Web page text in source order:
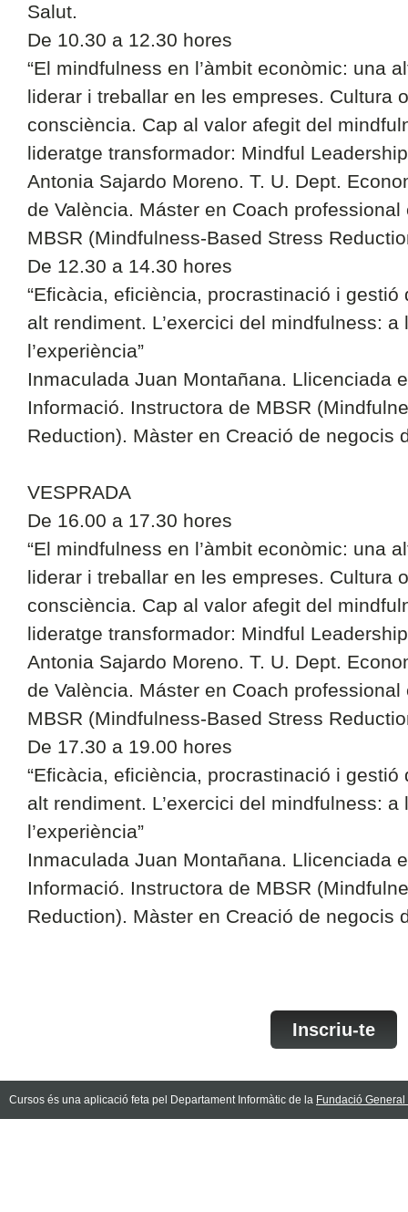
Salut.
De 10.30 a 12.30 hores
“El mindfulness en l’àmbit econòmic: una
liderar i treballar en les empreses. Cultura
consciència. Cap al valor afegit del
lideratge transformador: Mindful
Antonia Sajardo Moreno. T. U. Dept.
de València. Máster en Coach
MBSR (Mindfulness-Based Stress
De 12.30 a 14.30 hores
“Eficàcia, eficiència, procrastinació i
alt rendiment. L’exercici del mindfulness: a
l’experiència”
Inmaculada Juan Montañana. Llicenciada
Informació. Instructora de MBSR
Reduction). Màster en Creació de negocis
VESPRADA
De 16.00 a 17.30 hores
“El mindfulness en l’àmbit econòmic: una
liderar i treballar en les empreses. Cultura
consciència. Cap al valor afegit del
lideratge transformador: Mindful
Antonia Sajardo Moreno. T. U. Dept.
de València. Máster en Coach
MBSR (Mindfulness-Based Stress
De 17.30 a 19.00 hores
“Eficàcia, eficiència, procrastinació i
alt rendiment. L’exercici del mindfulness: a
l’experiència”
Inmaculada Juan Montañana. Llicenciada
Informació. Instructora de MBSR
Reduction). Màster en Creació de negocis
Inscriu-te
Cursos és una aplicació feta pel Departament Informàtic de la Fundació